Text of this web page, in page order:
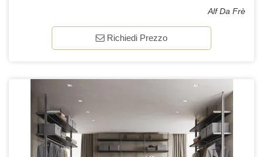
Alf Da Frè
Richiedi Prezzo